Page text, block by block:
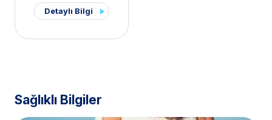
Detaylı Bilgi
Sağlıklı Bilgiler